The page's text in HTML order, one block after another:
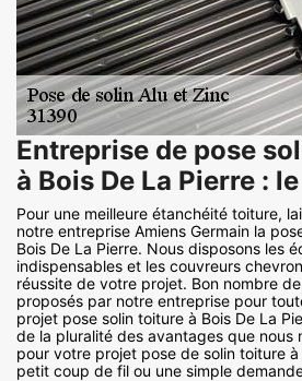
Entreprise de pose
à Bois De La Pierre :
Pour une meilleure étanchéité toiture,
notre entreprise Amiens Germain la
Bois De La Pierre. Nous disposons les
indispensables et les couvreurs
réussite de votre projet. Bon nombre
proposés par notre entreprise pour
projet pose solin toiture à Bois De La
de la pluralité des avantages que nous
pour votre projet pose de solin toiture à
petit coup de fil ou une simple